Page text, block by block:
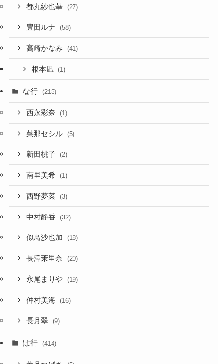
都丸紗也華 (27)
豊田ルナ (58)
高崎かなみ (41)
根本凪 (1)
な行 (213)
西永彩奈 (1)
菜那セシル (5)
新田桃子 (2)
南里美希 (1)
西野夢菜 (3)
中村静香 (32)
似鳥沙也加 (18)
長澤茉里奈 (20)
永尾まりや (19)
仲村美海 (16)
長月翠 (9)
は行 (414)